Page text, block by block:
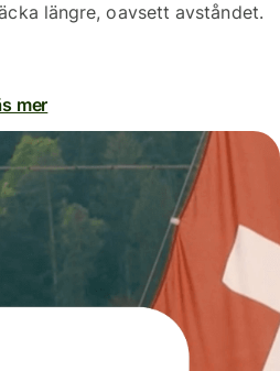
längre, oavsett avståndet.
mer